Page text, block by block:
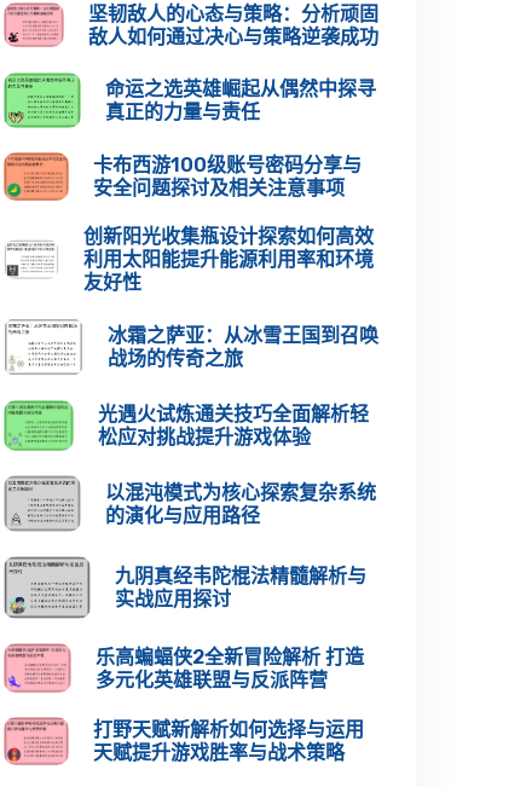
坚韧敌人的心态与策略：分析顽固
敌人如何通过决心与策略逆袭成功
命运之选英雄崛起从偶然中探寻
真正的力量与责任
卡布西游100级账号密码分享与
安全问题探讨及相关注意事项
创新阳光收集瓶设计探索如何高效
利用太阳能提升能源利用率和环境
友好性
冰霜之萨亚：从冰雪王国到召唤
战场的传奇之旅
光遇火试炼通关技巧全面解析轻
松应对挑战提升游戏体验
以混沌模式为核心探索复杂系统
的演化与应用路径
九阴真经韦陀棍法精髓解析与
实战应用探讨
乐高蝙蝠侠2全新冒险解析 打造
多元化英雄联盟与反派阵营
打野天赋新解析如何选择与运用
天赋提升游戏胜率与战术策略